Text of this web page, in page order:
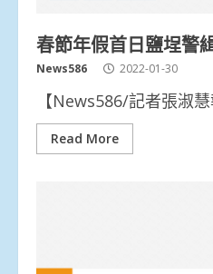
春節年假首日鹽埕警
News586 2022-01-30
【News586/記者張淑
Read More